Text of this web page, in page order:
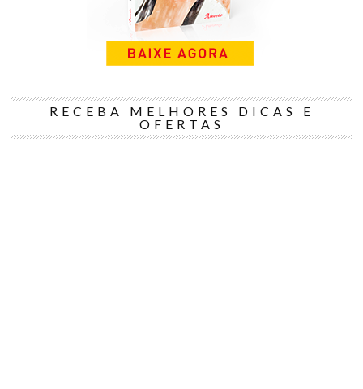
RECEBA MELHORES DICAS E
OFERTAS